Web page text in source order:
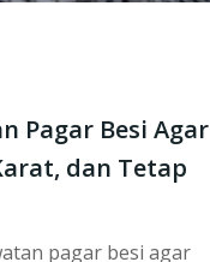
Pagar Besi Agar
dan Tetap
pagar besi agar